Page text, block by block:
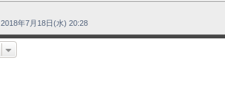
2018年7月18日(水) 20:28